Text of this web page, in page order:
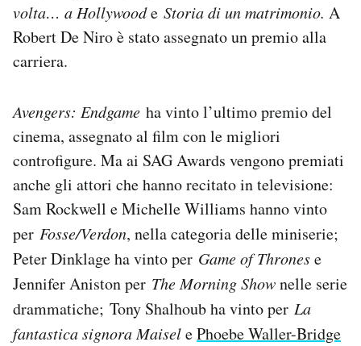
volta… a Hollywoode Storia di un matrimonio. A
Robert De Niro è stato assegnato un premio alla
carriera.
Avengers: Endgame ha vinto l’ultimo premio del
cinema, assegnato al film con le migliori
controfigure. Ma ai SAG Awards vengono premiati
anche gli attori che hanno recitato in televisione:
Sam Rockwell e Michelle Williams hanno vinto
per Fosse/Verdon, nella categoria delle miniserie;
Peter Dinklage ha vinto per Game of Thronese
Jennifer Aniston per The Morning Shownelle serie
drammatiche; Tony Shalhoub ha vinto per La
fantastica signora MaiselePhoebe Waller-Bridge